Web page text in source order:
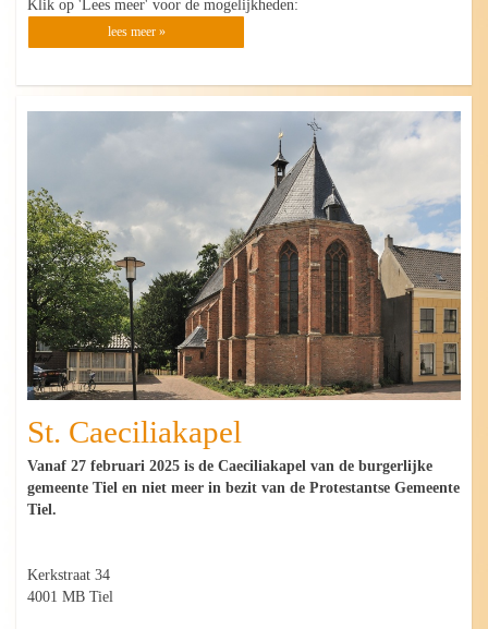
Klik op 'Lees meer' voor de mogelijkheden:
lees meer »
St. Caeciliakapel
Vanaf 27 februari 2025 is de Caeciliakapel van de burgerlijke
gemeente Tiel en niet meer in bezit van de Protestantse Gemeente
Tiel.
Kerkstraat 34
4001 MB Tiel